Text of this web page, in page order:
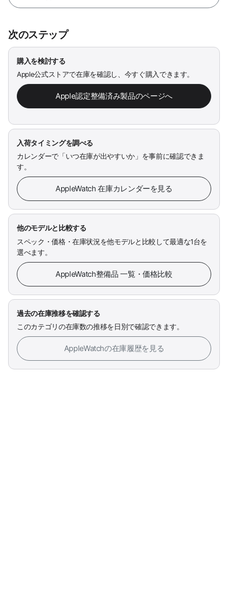
次のステップ
購入を検討する
Apple公式ストアで在庫を確認し、今すぐ購入できます。
Apple認定整備済み製品のページへ
入荷タイミングを調べる
カレンダーで「いつ在庫が出やすいか」を事前に確認できま
す。
AppleWatch 在庫カレンダーを見る
他のモデルと比較する
スペック・価格・在庫状況を他モデルと比較して最適な1台を
選べます。
AppleWatch整備品 一覧・価格比較
過去の在庫推移を確認する
このカテゴリの在庫数の推移を日別で確認できます。
AppleWatchの在庫履歴を見る